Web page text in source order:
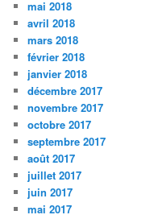
mai 2018
avril 2018
mars 2018
février 2018
janvier 2018
décembre 2017
novembre 2017
octobre 2017
septembre 2017
août 2017
juillet 2017
juin 2017
mai 2017